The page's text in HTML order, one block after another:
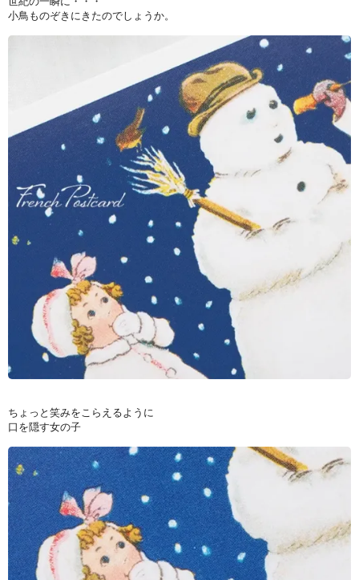
小鳥ものぞきにきたのでしょうか。
ちょっと笑みをこらえるように
口を隠す女の子